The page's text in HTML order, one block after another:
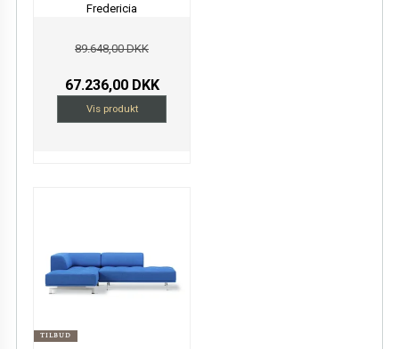
Fredericia
89.648,00 DKK
67.236,00 DKK
Vis produkt
TILBUD